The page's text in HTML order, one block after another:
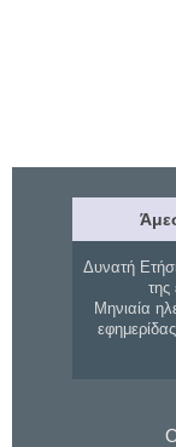
Δυνατή
της
Μηνιαία